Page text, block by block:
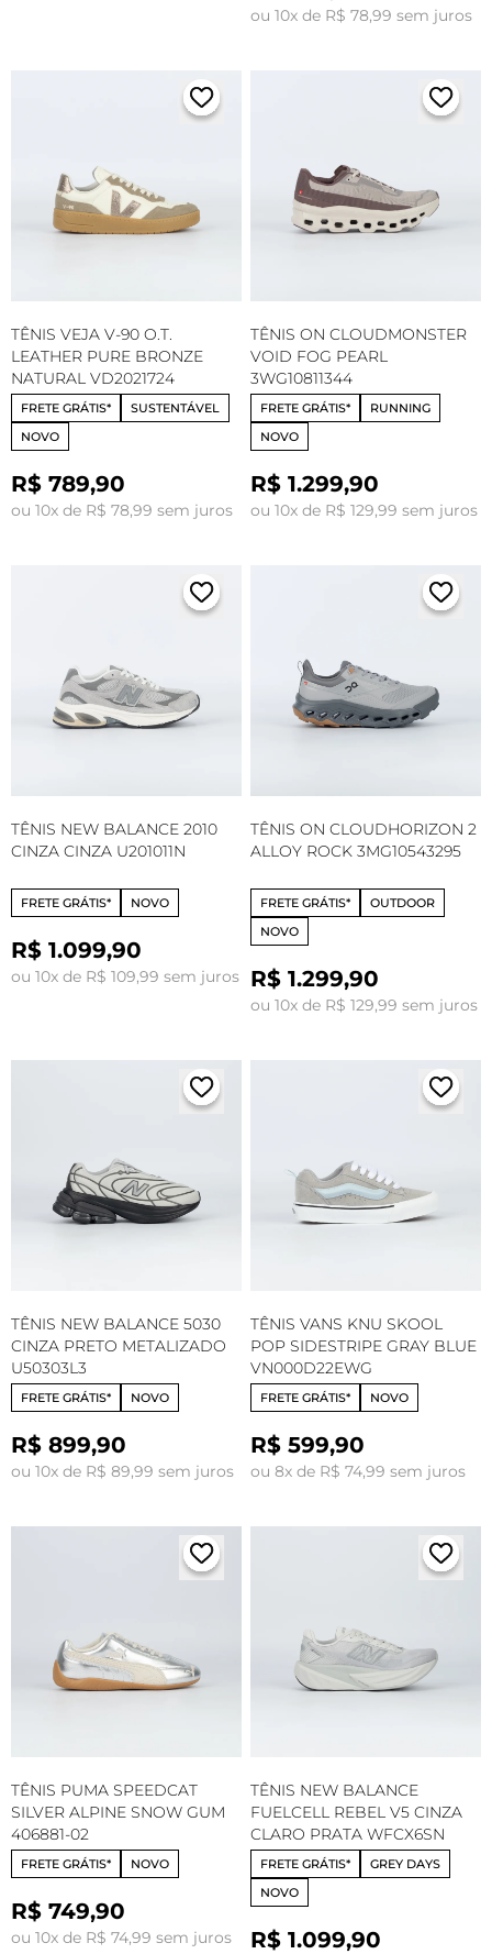
ou 10x de R$ 78,99 sem juros
TÊNIS VEJA V-90 O.T.
LEATHER PURE BRONZE
NATURAL VD2021724
FRETE GRÁTIS*
SUSTENTÁVEL
NOVO
R$ 789,90
ou 10x de R$ 78,99 sem juros
TÊNIS ON CLOUDMONSTER
VOID FOG PEARL
3WG10811344
FRETE GRÁTIS*
RUNNING
NOVO
R$ 1.299,90
ou 10x de R$ 129,99 sem juros
TÊNIS NEW BALANCE 2010
CINZA CINZA U201011N
FRETE GRÁTIS* NOVO
R$ 1.099,90
ou 10x de R$ 109,99 sem juros
TÊNIS ON CLOUDHORIZON 2
ALLOY ROCK 3MG10543295
FRETE GRÁTIS*
OUTDOOR
NOVO
R$ 1.299,90
ou 10x de R$ 129,99 sem juros
TÊNIS NEW BALANCE 5030
CINZA PRETO METALIZADO
U50303L3
FRETE GRÁTIS* NOVO
R$ 899,90
ou 10x de R$ 89,99 sem juros
TÊNIS VANS KNU SKOOL
POP SIDESTRIPE GRAY BLUE
VN000D22EWG
FRETE GRÁTIS* NOVO
R$ 599,90
ou 8x de R$ 74,99 sem juros
TÊNIS PUMA SPEEDCAT
SILVER ALPINE SNOW GUM
406881-02
FRETE GRÁTIS* NOVO
R$ 749,90
ou 10x de R$ 74,99 sem juros
TÊNIS NEW BALANCE
FUELCELL REBEL V5 CINZA
CLARO PRATA WFCX6SN
FRETE GRÁTIS*
GREY DAYS
NOVO
R$ 1.099,90